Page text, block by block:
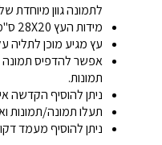
לתמונה גוון מיוחדת
מידות העץ 28X20 ס"מ.
עץ מגיע מוכן לתליה
תמונות.
ניתן להוסיף הקדשה
תעלו תמונה/תמונות
ניתן להוסיף מעמד